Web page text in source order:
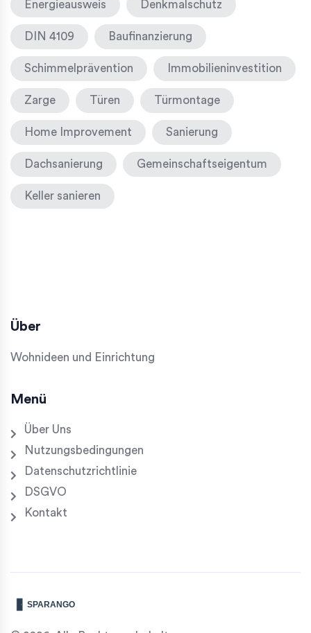
Energieausweis Denkmalschutz
DIN 4109 Baufinanzierung
Schimmelprävention Immobilieninvestition
Zarge Türen Türmontage
Home Improvement Sanierung
Dachsanierung Gemeinschaftseigentum
Keller sanieren
Über
Wohnideen und Einrichtung
Menü
Über Uns
Nutzungsbedingungen
Datenschutzrichtlinie
DSGVO
Kontakt